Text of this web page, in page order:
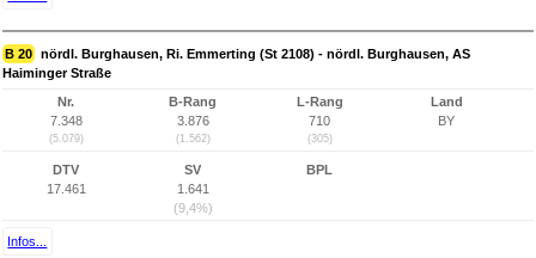
B 20 nördl. Burghausen, Ri. Emmerting (St 2108) - nördl. Burghausen, AS
Haiminger Straße
Nr.
7.348
(5.079)
B-Rang
3.876
(1.562)
L-Rang
710
(305)
Land
BY
DTV
17.461
SV
1.641
(9,4%)
BPL
Infos...